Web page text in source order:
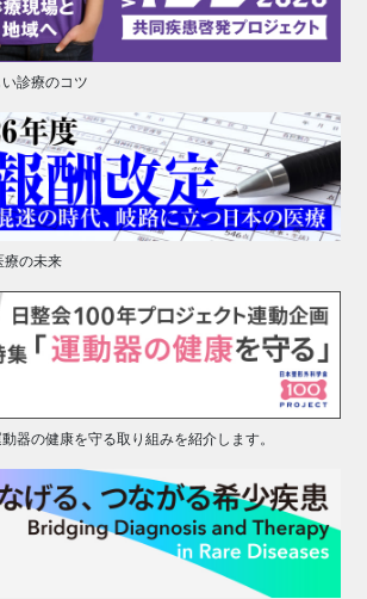
診療のコツ
療の未来
器の健康を守る取り組みを紹介します。